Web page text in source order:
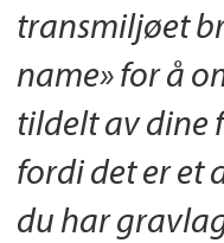
transmiljøet
name» for å
tildelt av dine
fordi det er et
du har